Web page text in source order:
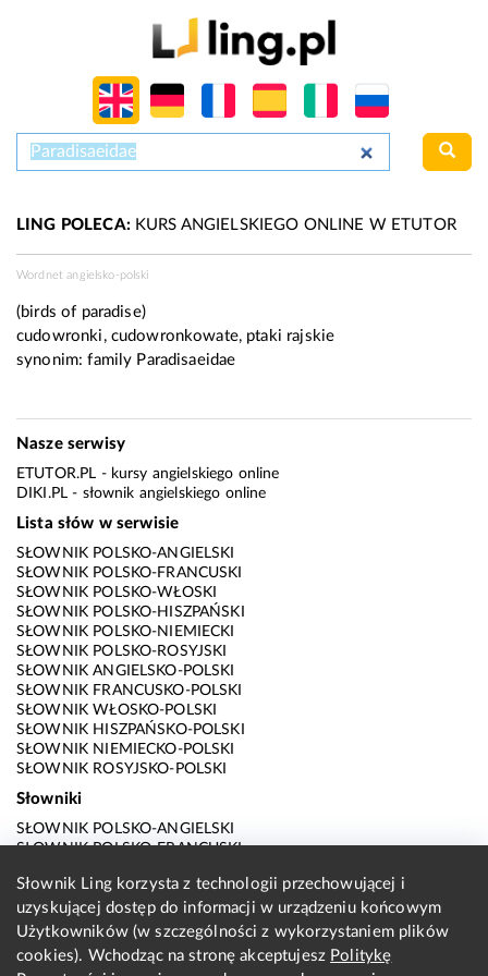
LING POLECA:KURS ANGIELSKIEGO ONLINE W ETUTOR
Wordnet angielsko-polski
(birds of paradise)
cudowronki, cudowronkowate, ptaki rajskie
synonim:family Paradisaeidae
Nasze serwisy
ETUTOR.PL - kursy angielskiego online
DIKI.PL - słownik angielskiego online
Lista słów w serwisie
SŁOWNIK POLSKO-ANGIELSKI
SŁOWNIK POLSKO-FRANCUSKI
SŁOWNIK POLSKO-WŁOSKI
SŁOWNIK POLSKO-HISZPAŃSKI
SŁOWNIK POLSKO-NIEMIECKI
SŁOWNIK POLSKO-ROSYJSKI
SŁOWNIK ANGIELSKO-POLSKI
SŁOWNIK FRANCUSKO-POLSKI
SŁOWNIK WŁOSKO-POLSKI
SŁOWNIK HISZPAŃSKO-POLSKI
SŁOWNIK NIEMIECKO-POLSKI
SŁOWNIK ROSYJSKO-POLSKI
Słowniki
SŁOWNIK POLSKO-ANGIELSKI
SŁOWNIK POLSKO-FRANCUSKI
SŁOWNIK POLSKO-HISZPAŃSKI
SŁOWNIK POLSKO-NIEMIECKI
SŁOWNIK POLSKO-ROSYJSKI
SŁOWNIK ANGIELSKO-POLSKI
SŁOWNIK FRANCUSKO-POLSKI
Słownik Ling korzysta z technologii przechowującej i
uzyskującej dostęp do informacji w urządzeniu końcowym
Użytkowników (w szczególności z wykorzystaniem plików
cookies). Wchodząc na stronę akceptujesz Politykę